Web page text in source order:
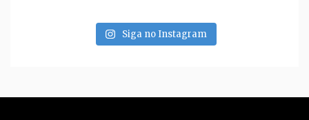
Siga no Instagram